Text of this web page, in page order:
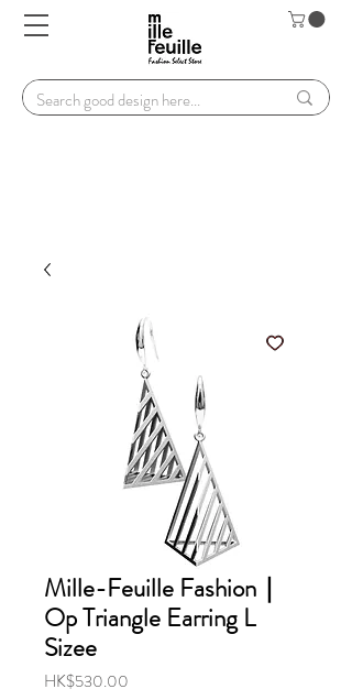
Mille-Feuille Fashion｜
Op Triangle Earring L
Sizee
HK$530.00